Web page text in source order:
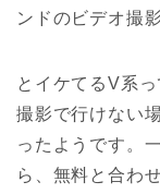
ンドのビデオ撮
とイケてるV系
撮影で行けない
ったようです。
ら、無料と合わ